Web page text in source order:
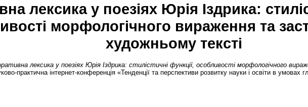
лексика у поезіях Юрія Іздрика:
морфологічного вираження та
художньому тексті
лексика у поезіях Юрія Іздрика: стилістичні функції, особливості морфологічного
практична інтернет-конференція «Тенденції та перспективи розвитку науки і освіти в умовах